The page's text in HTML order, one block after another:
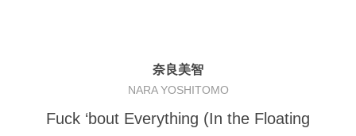
奈良美智
NARA YOSHITOMO
Fuck ‘bout Everything (In the Floating